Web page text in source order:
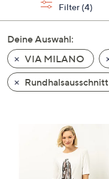
und
nach
unten
oder
wischen
Sie
Filter (4)
Deine Auswahl:
VIA MILANO
Rundhalsausschnitt